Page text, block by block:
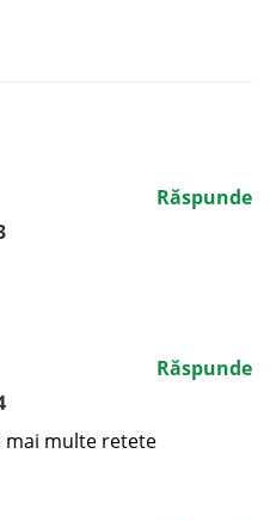
Răspunde
mai multe retete
Răspunde